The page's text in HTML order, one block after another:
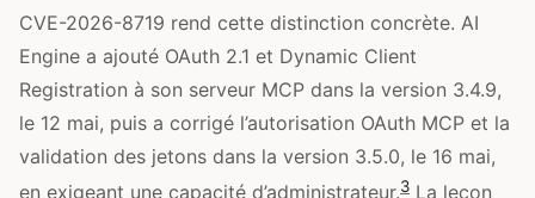
CVE-2026-8719 rend cette distinction concrète. AI
Engine a ajouté OAuth 2.1 et Dynamic Client
Registration à son serveur MCP dans la version 3.4.9,
le 12 mai, puis a corrigé l’autorisation OAuth MCP et la
validation des jetons dans la version 3.5.0, le 16 mai,
en exigeant une capacité d’administrateur.3 La leçon